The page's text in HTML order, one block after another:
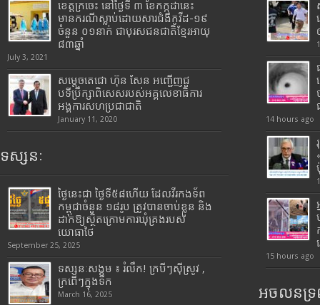
ខេត្តក្រចេះ នៅថ្ងៃទី ៣ ខែកក្កដានេះ
មានករណីស្លាប់ដោយសារជំងឺកូវីដ-១៩
ចំនួន ០១នាក់ ជាបុរសជនជាតិខ្មែរអាយុ
៨៣ឆ្នាំ
July 3, 2021
សម្តេចតេជោ ហ៊ុន សែន អញ្ជើញជួ
បទីប្រឹក្សាពិសេសរបស់អគ្គលេខាធិការ
អង្គការសហប្រជាជាតិ
January 11, 2020
ទស្សនៈ
ថ្ងៃនេះជា ថ្ងៃទី៥៨ហើយ ដែលវីរកងទ័ព
កម្ពុជាចំនួន ១៨រូប ត្រូវបានចាប់ខ្លួន និង
ដាក់ឱ្យស្ថិតក្រោមការឃុំគ្រងរបស់
យោធាថៃ
September 25, 2025
ទស្សនៈសង្គម ៖ រំលឹក! ក្របីៗស៊ីស្រូវ ,
ក្រពើៗក្នុងទឹក
March 16, 2025
14 hours ago
15 hours ago
អចលនទ្រ